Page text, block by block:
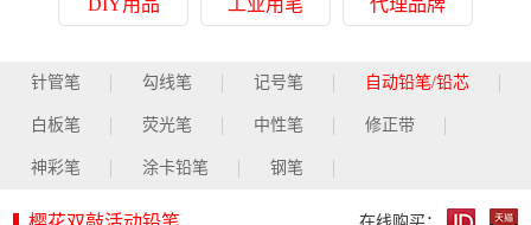
DIY用品 工业用笔 代理品牌
针管笔 勾线笔 记号笔 自动铅笔/铅芯
白板笔 荧光笔 中性笔 修正带
神彩笔 涂卡铅笔 钢笔